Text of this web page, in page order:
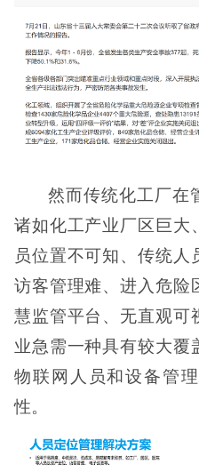
然而传统化工厂在
诸如化工产业厂区巨大
员位置不可知、传统
访客管理难、进入危险
慧监管平台、无直观可
业急需一种具有较大覆
物联网人员和设备管
性。